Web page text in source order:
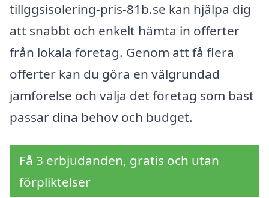
tillggsisolering-pris-81b.se kan hjälpa dig
att snabbt och enkelt hämta in offerter
från lokala företag. Genom att få flera
offerter kan du göra en välgrundad
jämförelse och välja det företag som bäst
passar dina behov och budget.
Få 3 erbjudanden, gratis och utan
förpliktelser